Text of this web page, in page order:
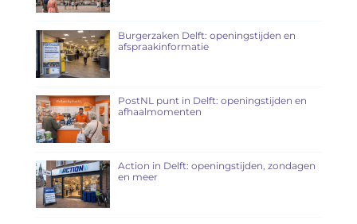
Burgerzaken Delft: openingstijden en
afspraakinformatie
PostNL punt in Delft: openingstijden en
afhaalmomenten
Action in Delft: openingstijden, zondagen
en meer